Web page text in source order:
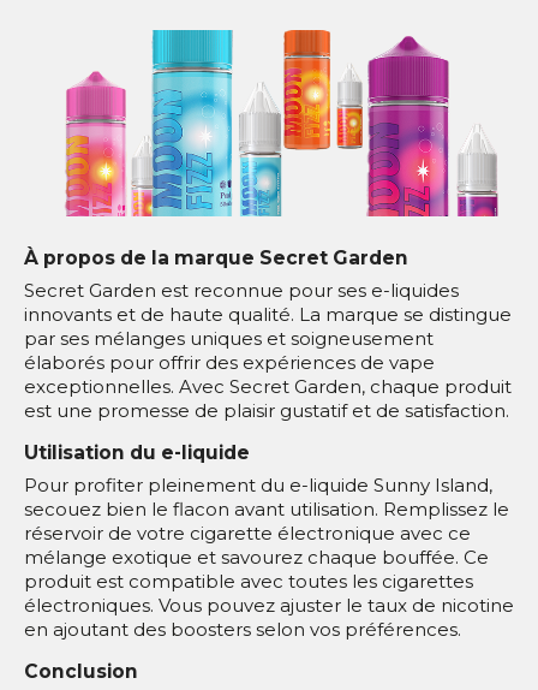
À propos de la marque Secret Garden
Secret Garden est reconnue pour ses e-liquides
innovants et de haute qualité. La marque se distingue
par ses mélanges uniques et soigneusement
élaborés pour offrir des expériences de vape
exceptionnelles. Avec Secret Garden, chaque produit
est une promesse de plaisir gustatif et de satisfaction.
Utilisation du e-liquide
Pour profiter pleinement du e-liquide Sunny Island,
secouez bien le flacon avant utilisation. Remplissez le
réservoir de votre cigarette électronique avec ce
mélange exotique et savourez chaque bouffée. Ce
produit est compatible avec toutes les cigarettes
électroniques. Vous pouvez ajuster le taux de nicotine
en ajoutant des boosters selon vos préférences.
Conclusion